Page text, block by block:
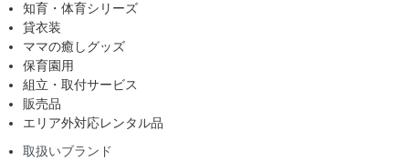
知育・体育シリーズ
貸衣装
ママの癒しグッズ
保育園用
組立・取付サービス
販売品
エリア外対応レンタル品
取扱いブランド